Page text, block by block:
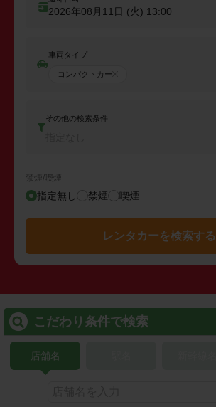
2026年08月11日 (火) 13:00
車両タイプ
コンパクトカー
その他の検索条件
禁煙/喫煙
指定無し 禁煙 喫煙
レンタカーを検索する
こだわり条件で検索
店舗名